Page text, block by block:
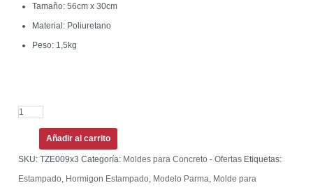
Tamaño: 56cm x 30cm
Material: Poliuretano
Peso: 1,5kg
Añadir al carrito
SKU:TZE009x3 Categoría: Moldes para Concreto - Ofertas Etiquetas:
Estampado, Hormigon Estampado, Modelo Parma, Molde para